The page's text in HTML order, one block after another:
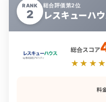
RANK
2
総合評価第2位
レスキューハ
総合スコア
料